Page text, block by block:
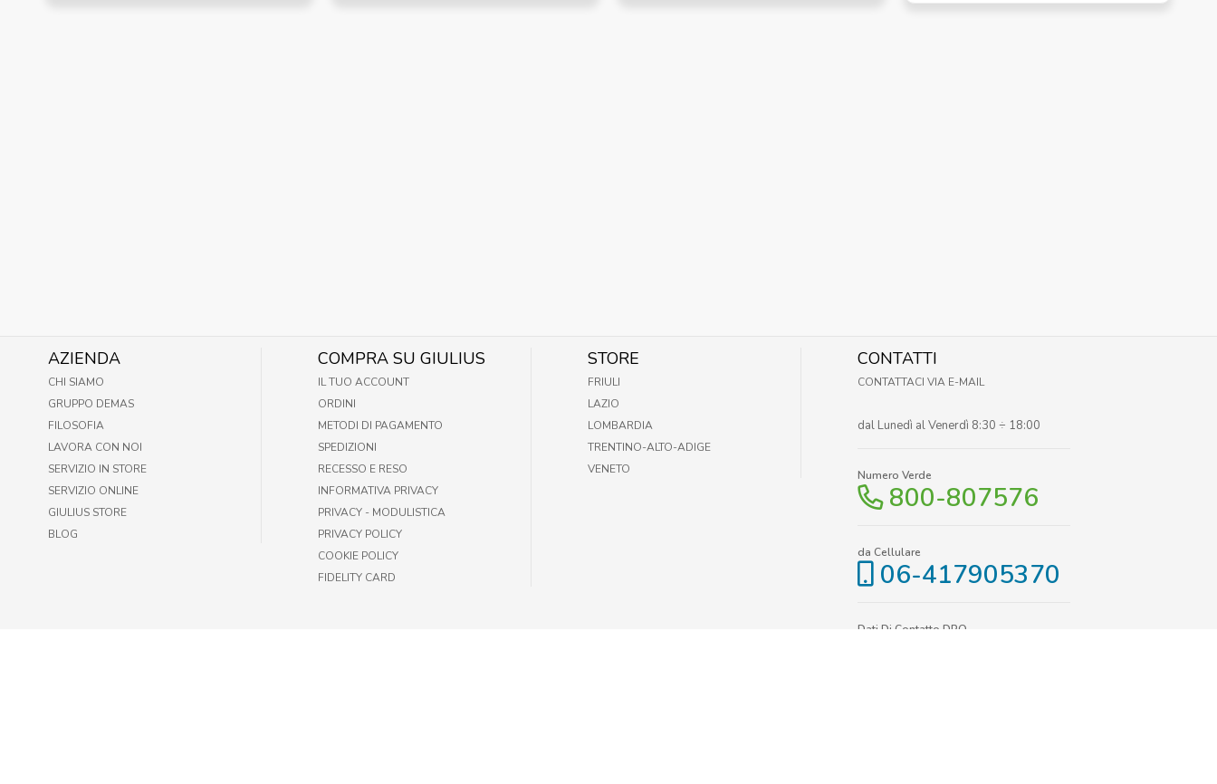
AZIENDA
CHI SIAMO
GRUPPO DEMAS
FILOSOFIA
LAVORA CON NOI
SERVIZIO IN STORE
SERVIZIO ONLINE
GIULIUS STORE
BLOG
COMPRA SU GIULIUS
IL TUO ACCOUNT
ORDINI
METODI DI PAGAMENTO
SPEDIZIONI
RECESSO E RESO
INFORMATIVA PRIVACY
PRIVACY - MODULISTICA
PRIVACY POLICY
COOKIE POLICY
FIDELITY CARD
STORE
FRIULI
LAZIO
LOMBARDIA
TRENTINO-ALTO-ADIGE
VENETO
CONTATTI
CONTATTACI VIA E-MAIL
dal Lunedì al Venerdì 8:30 ÷ 18:00
Numero Verde
800-807576
da Cellulare
06-417905370
Dati Di Contatto DPO